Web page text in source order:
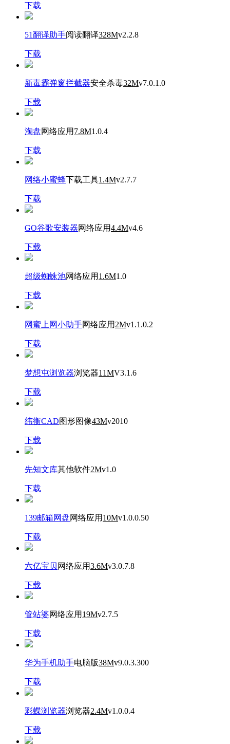
下载
51翻译助手阅读翻译328Mv2.2.8
下载
新毒霸弹窗拦截器安全杀毒32Mv7.0.1.0
下载
淘盘网络应用 7.8M1.0.4
下载
网络小蜜蜂下载工具1.4Mv2.7.7
下载
GO谷歌安装器网络应用4.4Mv4.6
下载
超级蜘蛛池网络应用 1.6M1.0
下载
网蜜上网小助手网络应用 2Mv1.1.0.2
下载
梦想屯浏览器浏览器11MV3.1.6
下载
纬衡CAD图形图像43Mv2010
下载
先知文库其他软件2Mv1.0
下载
139邮箱网盘网络应用 10Mv1.0.0.50
下载
六亿宝贝 网络应用3.6Mv3.0.7.8
下载
管站婆网络应用 19Mv2.7.5
下载
华为手机助手电脑版38Mv9.0.3.300
下载
彩蝶浏览器浏览器2.4Mv1.0.0.4
下载